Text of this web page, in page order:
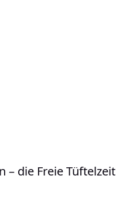
– die Freie Tüftelzeit